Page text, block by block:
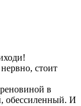
стоит
в
обессиленный. И